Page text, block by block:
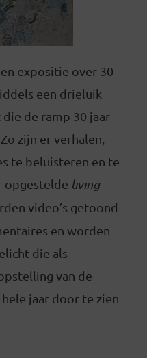
expositie over 30
een drieluik
de ramp 30 jaar
zijn er verhalen,
te beluisteren en te
opgestelde living
video’s getoond
en worden
die als
van de
jaar door te zien